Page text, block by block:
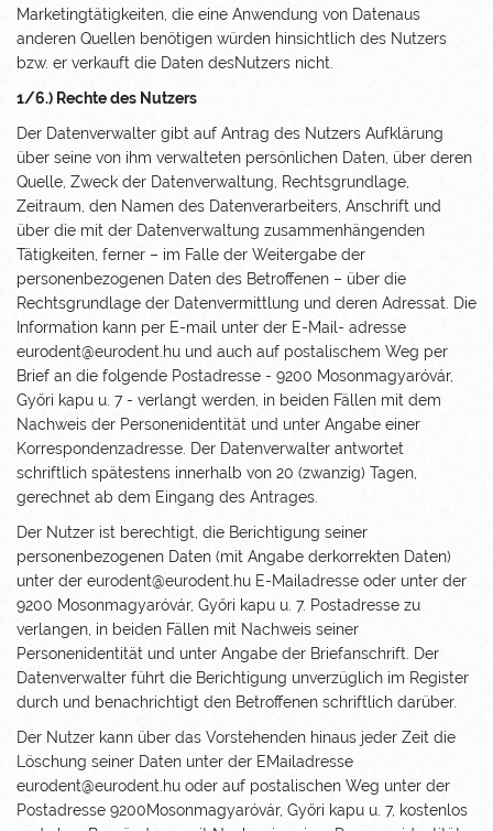
Marketingtätigkeiten, die eine Anwendung von Datenaus
anderen Quellen benötigen würden hinsichtlich des Nutzers
bzw. er verkauft die Daten desNutzers nicht.
1/6.) Rechte des Nutzers
Der Datenverwalter gibt auf Antrag des Nutzers Aufklärung
über seine von ihm verwalteten persönlichen Daten, über deren
Quelle, Zweck der Datenverwaltung, Rechtsgrundlage,
Zeitraum, den Namen des Datenverarbeiters, Anschrift und
über die mit der Datenverwaltung zusammenhängenden
Tätigkeiten, ferner – im Falle der Weitergabe der
personenbezogenen Daten des Betroffenen – über die
Rechtsgrundlage der Datenvermittlung und deren Adressat. Die
Information kann per E-mail unter der E-Mail- adresse
eurodent@eurodent.hu und auch auf postalischem Weg per
Brief an die folgende Postadresse - 9200 Mosonmagyaróvár,
Győri kapu u. 7 - verlangt werden, in beiden Fällen mit dem
Nachweis der Personenidentität und unter Angabe einer
Korrespondenzadresse. Der Datenverwalter antwortet
schriftlich spätestens innerhalb von 20 (zwanzig) Tagen,
gerechnet ab dem Eingang des Antrages.
Der Nutzer ist berechtigt, die Berichtigung seiner
personenbezogenen Daten (mit Angabe derkorrekten Daten)
unter der eurodent@eurodent.hu E-Mailadresse oder unter der
9200 Mosonmagyaróvár, Győri kapu u. 7. Postadresse zu
verlangen, in beiden Fällen mit Nachweis seiner
Personenidentität und unter Angabe der Briefanschrift. Der
Datenverwalter führt die Berichtigung unverzüglich im Register
durch und benachrichtigt den Betroffenen schriftlich darüber.
Der Nutzer kann über das Vorstehenden hinaus jeder Zeit die
Löschung seiner Daten unter der EMailadresse
eurodent@eurodent.hu oder auf postalischen Weg unter der
Postadresse 9200Mosonmagyaróvár, Győri kapu u. 7, kostenlos